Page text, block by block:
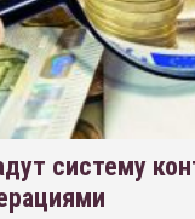
систему